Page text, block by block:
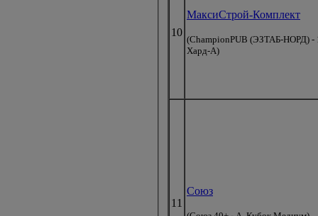
10
МаксиСтрой-Комплект
(ChampionPUB (ЭЗТАБ-НОРД) -
Хард-А)
11
Союз